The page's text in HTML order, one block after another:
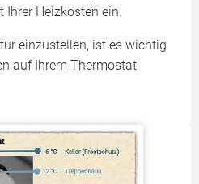
Ihrer Heizkosten ein.
einzustellen, ist es wichtig
auf Ihrem Thermostat